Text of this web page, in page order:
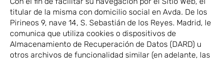
titular de la misma con domicilio social en Avda. De los
Pirineos 9, nave 14, S. Sebastián de los Reyes. Madrid, le
comunica que utiliza cookies o dispositivos de
Almacenamiento de Recuperación de Datos (DARD) u
otros archivos de funcionalidad similar (en adelante, las